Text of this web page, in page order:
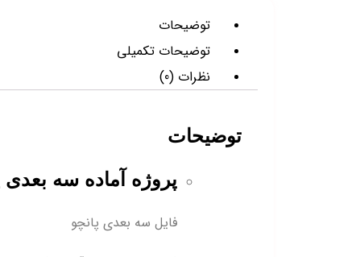
توضیحات
توضیحات تکمیلی
نظرات (0)
توضیحات
پروژه آماده سه بعدی
فایل سه بعدی پانچو